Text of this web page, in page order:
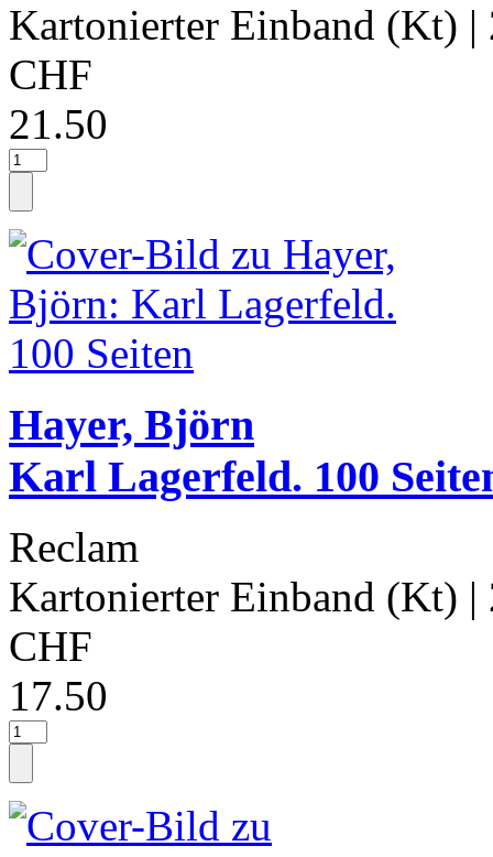
Kartonierter Einband (Kt) |
CHF
21.50
Hayer, Björn
Karl Lagerfeld. 100
Reclam
Kartonierter Einband (Kt) |
CHF
17.50